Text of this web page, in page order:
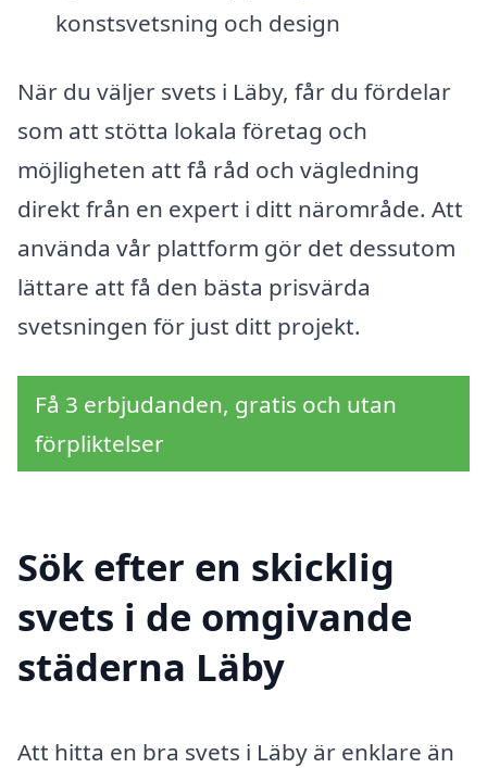
konstsvetsning och design
När du väljer svets i Läby, får du fördelar
som att stötta lokala företag och
möjligheten att få råd och vägledning
direkt från en expert i ditt närområde. Att
använda vår plattform gör det dessutom
lättare att få den bästa prisvärda
svetsningen för just ditt projekt.
Få 3 erbjudanden, gratis och utan
förpliktelser
Sök efter en skicklig
svets i de omgivande
städerna Läby
Att hitta en bra svets i Läby är enklare än